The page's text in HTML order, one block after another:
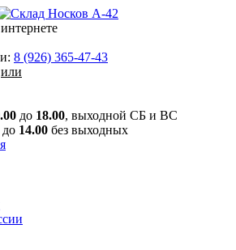
8 (926) 365-47-43
или
до 18.00, выходной СБ и ВС
до 14.00 без выходных